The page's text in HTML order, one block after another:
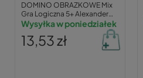
DOMINO OBRAZKOWE Mix
Gra Logiczna 5+ Alexander
0202
Wysyłka w poniedziałek
13,53 zł